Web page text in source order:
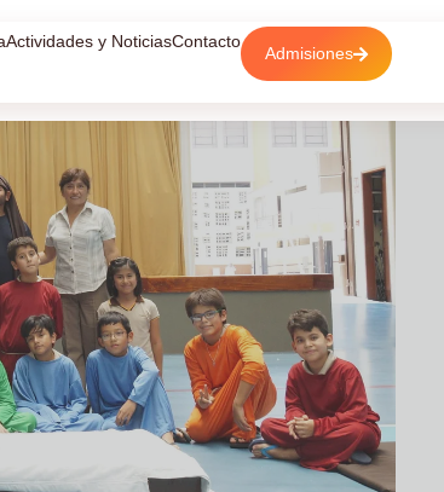
Actividades y NoticiasContacto
Admisiones